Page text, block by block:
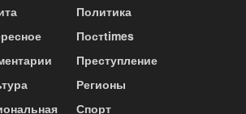
Политика
Постtimes
Преступление
Регионы
Спорт